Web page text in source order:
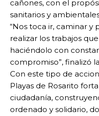
cañones, con el
sanitarios y
“Nos toca ir, caminar y
realizar los trabajos
haciéndolo con
compromiso”, finalizó
Con este tipo de
Playas de Rosarito
ciudadanía,
ordenado y solidario,